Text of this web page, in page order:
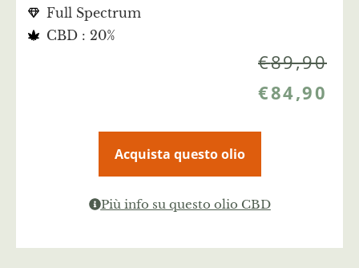
Full Spectrum
CBD : 20%
€89,90
€84,90
Acquista questo olio
Più info su questo olio CBD